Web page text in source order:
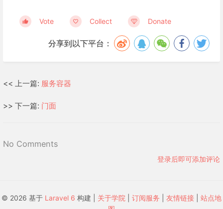
Vote Collect Donate
分享到以下平台：
<< 上一篇: 服务容器
>> 下一篇: 门面
No Comments
登录后即可添加评论
© 2026 基于 Laravel 6 构建 | 关于学院 订阅服务 友情链接
站点地